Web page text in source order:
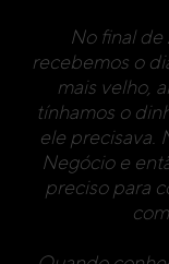
No final de
recebemos o
mais velho,
tínhamos o
ele precisava.
Negócio e
preciso para